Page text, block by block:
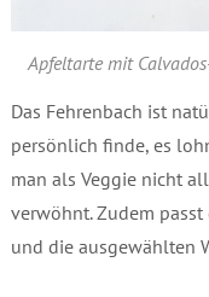
Apfeltarte mit
Das Fehrenbach ist
persönlich finde, es
man als Veggie nicht
verwöhnt. Zudem
und die ausgewählten